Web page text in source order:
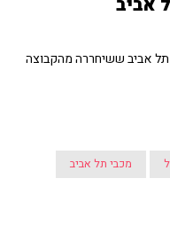
אביב
תל אביב ששיחררה מהקבוצה
מכבי תל אביב